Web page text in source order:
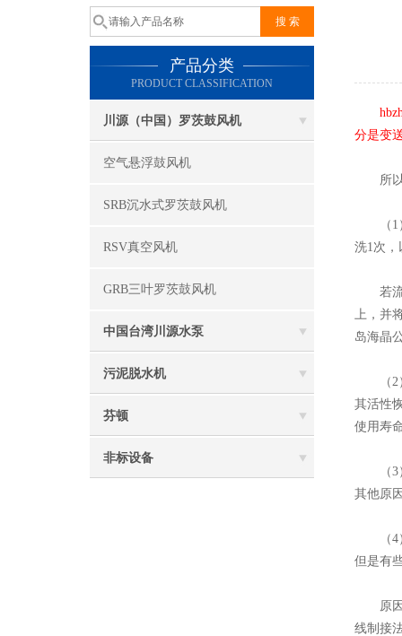
产品分类
PRODUCT CLASSIFICATION
川源（中国）罗茨鼓风机
空气悬浮鼓风机
SRB沉水式罗茨鼓风机
RSV真空风机
GRB三叶罗茨鼓风机
中国台湾川源水泵
污泥脱水机
芬顿
非标设备
分是变
所以
（1）
洗1次，
若流
上，并
岛海晶
（2）
其活性
使用寿
（3）
其他原
（4）
但是有
原因
线制接